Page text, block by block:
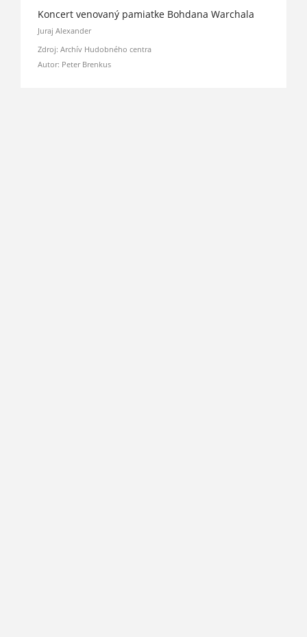
Koncert venovaný pamiatke Bohdana Warchala
Juraj Alexander
Zdroj: Archív Hudobného centra
Autor: Peter Brenkus